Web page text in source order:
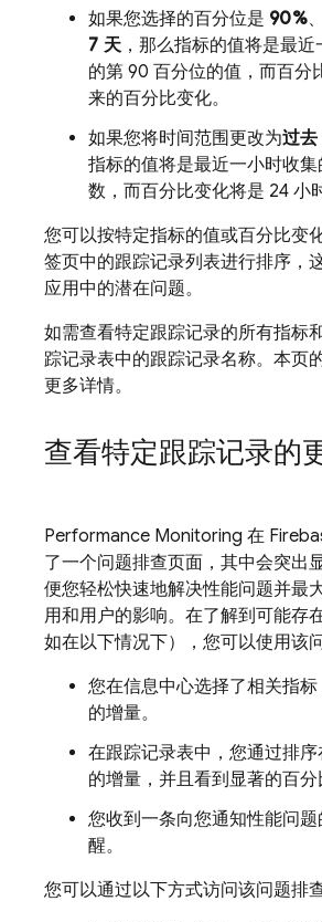
如果您选择的百分位是 90%
7 天，那么指标的值将是最近
的第 90 百分位的值 ，而百分
来的百分比变化。
如果您将时间范围更改为过
指标的值将是最近一小时收
数 ， 而百分比变化将是 24 小
您可以按特定指标的值或百分比变
签页中的跟踪记录列表进行排序，
应用中的潜在问题。
如需查看特定跟踪记录的所有指标
踪记录表中的跟踪记录名称。本页
更多详情。
查看特定跟踪记录的
Performance Monitoring 在
了一个问题排查页面，其中会突出
便您轻松快速地解决性能问题并最
用和用户的影响。在了解到可能存
如在以下情况下），您可以使用该
您在信息中心选择了相关指
的增量。
在跟踪记录表中，您通过排
的增量，并且看到显著的百分
您收到一条向您通知性能问
醒。
您可以通过以下方式访问该问题排